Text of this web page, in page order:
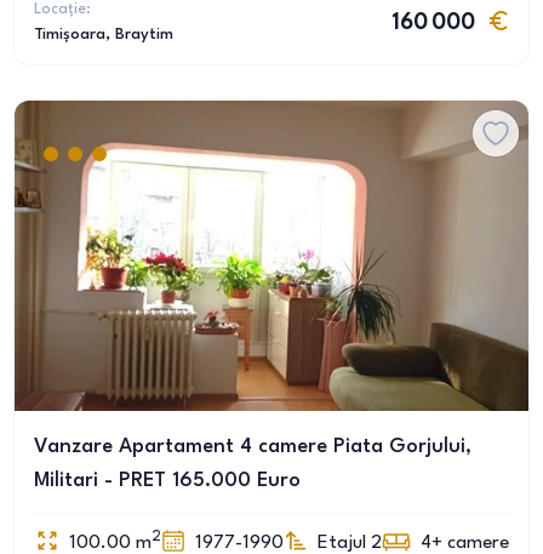
Locație:
Timișoara, Braytim
160 000
Vanzare Apartament 4 camere Piata Gorjului,
Militari - PRET 165.000 Euro
100.00 m2 1977-1990 Etajul 2 4+ camere